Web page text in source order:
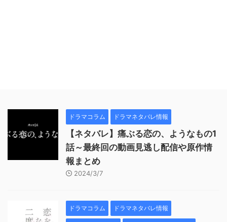
ドラマコラム ドラマネタバレ情報
【ネタバレ】痛ぶる恋の、ようなもの1
話～最終回の動画見逃し配信や原作情
報まとめ
2024/3/7
ドラマコラム ドラマネタバレ情報